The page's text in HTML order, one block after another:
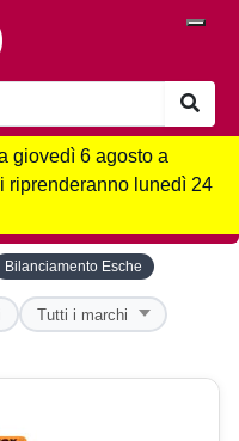
giovedì 6 agosto a
riprenderanno lunedì 24
Bilanciamento Esche